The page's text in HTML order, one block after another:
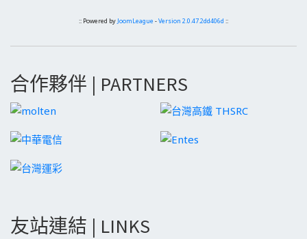
:: Powered by JoomLeague -Version 2.0.47.2dd406d ::
合作夥伴 | PARTNERS
友站連結 | LINKS